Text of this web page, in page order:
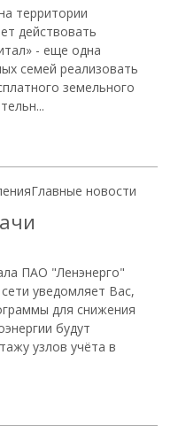
территории
действовать
- еще одна
семей реализовать
земельного
Главные новости
ПАО "Ленэнерго"
уведомляет Вас,
для снижения
будут
узлов учёта в